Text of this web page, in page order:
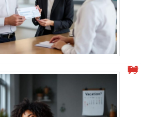
Peut-on travailler en intérim pendant ses congés payés ?